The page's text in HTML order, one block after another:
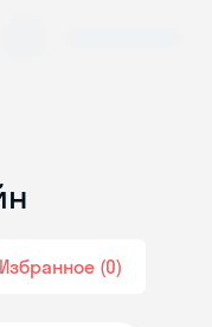
Избранное 0